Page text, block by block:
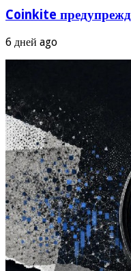
Coinkite
6 дней ago